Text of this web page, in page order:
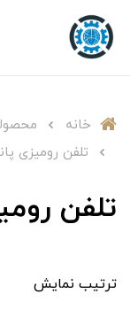
خانه
تلفن رومیزی
تلفن
ترتیب نمایش